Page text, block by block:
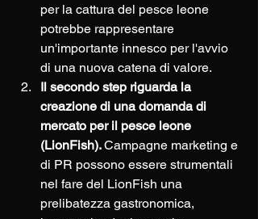
per la cattura del pesce leone
potrebbe rappresentare
un'importante innesco per l'avvio
di una nuova catena di valore.
Il secondo step riguarda la
creazione di una domanda di
mercato per il pesce leone
(LionFish). Campagne marketing e
di PR possono essere strumentali
nel fare del LionFish una
prelibatezza gastronomica,